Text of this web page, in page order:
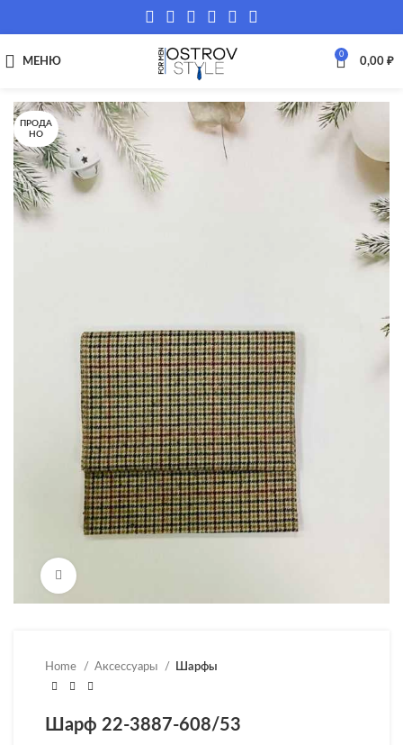
МЕНЮ
0
0,00 ₽
ПРОДА
НО
Home Аксессуары Шарфы
Шарф 22-3887-608/53